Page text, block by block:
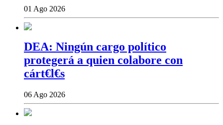
01 Ago 2026
DEA: Ningún cargo político
protegerá a quien colabore con
cárt€l€s
06 Ago 2026